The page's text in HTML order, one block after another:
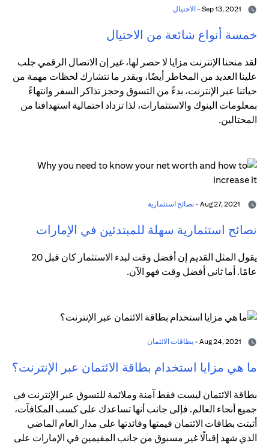
الاحتيال
خمسة أنواع شائعة من الاحتيال
لقد منحنا الإنترنت مزايا لا حصر لها، غير إن الاتصال الرقمي جلب
علينا العديد من المخاطر أيضًا، وبقدر ما نتشارك لحظات مهمة من
حياتنا عبر الإنترنت، بدءً من التسوق وحجز تذاكر السفر وانتهاءً
بمعلومات البنوك والاستثمارات، لذا تزداد احتمالية استهدافنا من
المحتالين.
نصائح استثمارية
نصائح استثمارية سهلة للمبتدئين في الإمارات
يقول المثل القديم إن أفضل وقت لبدء الاستثمار كان قبل 20
عامًا. أما ثاني أفضل وقت فهو الآن.
بطاقات الائتمان
ما هي مزايا استخدام بطاقة الائتمان عبر الإنترنت؟
بطاقة الائتمان ليست فقط آمنة وملائمة للتسوق عبر الإنترنت في
جميع أنحاء العالم. فإلى جانب أنها تساعدك على كسب المكافآت،
أثبتت بطاقات الائتمان قيمتها وفائدتها على مدار العام الماضي
الذي شهد إقبالًا غير مسبوق من جانب المقيمين في الإمارات على